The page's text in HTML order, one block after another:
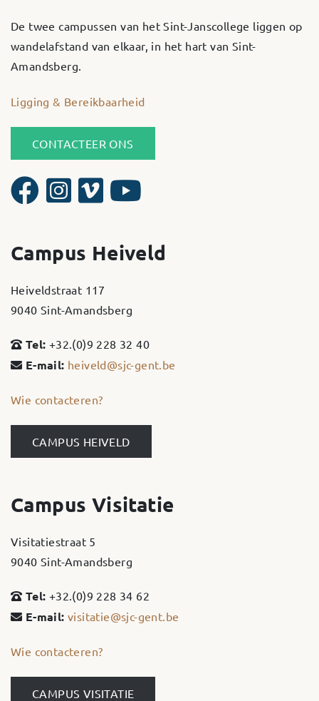
De twee campussen van het Sint-Janscollege liggen op
wandelafstand van elkaar, in het hart van Sint-
Amandsberg.
Ligging & Bereikbaarheid
CONTACTEER ONS
Campus Heiveld
Heiveldstraat 117
9040 Sint-Amandsberg
Tel: +32.(0)9 228 32 40
E-mail: heiveld@sjc-gent.be
Wie contacteren?
CAMPUS HEIVELD
Campus Visitatie
Visitatiestraat 5
9040 Sint-Amandsberg
Tel: +32.(0)9 228 34 62
E-mail: visitatie@sjc-gent.be
Wie contacteren?
CAMPUS VISITATIE